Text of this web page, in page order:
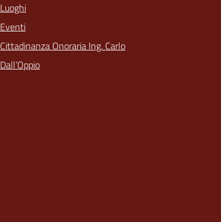
Luoghi
Eventi
Cittadinanza Onoraria Ing. Carlo
Dall’Oppio